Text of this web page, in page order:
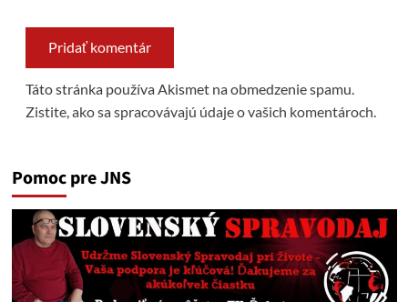
Táto stránka používa Akismet na obmedzenie spamu.
Zistite, ako sa spracovávajú údaje o vašich komentároch.
Pomoc pre JNS